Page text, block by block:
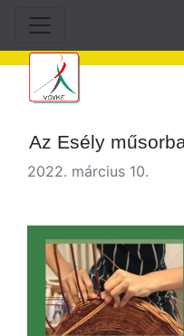
Az Esély
2022. március 10.